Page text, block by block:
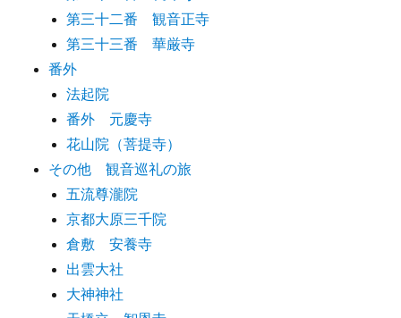
第三十二番 観音正寺
第三十三番 華厳寺
番外
法起院
番外 元慶寺
花山院（菩提寺）
その他 観音巡礼の旅
五流尊瀧院
京都大原三千院
倉敷 安養寺
出雲大社
大神神社